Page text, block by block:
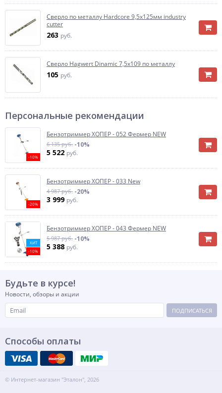
Сверло по металлу Hardcore 9,5х125мм industry
cutter
263 руб.
Сверло Hagwert Dinamic 7,5х109 по металлу
105 руб.
Персональные рекомендации
-10%
Бензотриммер ХОПЕР - 052 Фермер NEW
6 135 руб. -10%
5 522 руб.
-20%
Бензотриммер ХОПЕР - 033 New
4 987 руб. -20%
3 999 руб.
ХИТ
-10%
Бензотриммер ХОПЕР - 043 Фермер NEW
5 987 руб. -10%
5 388 руб.
Будьте в курсе!
Новости, обзоры и акции
ПОДПИСАТЬСЯ
Способы оплаты
© Интернет-магазин "Эталон", 2026